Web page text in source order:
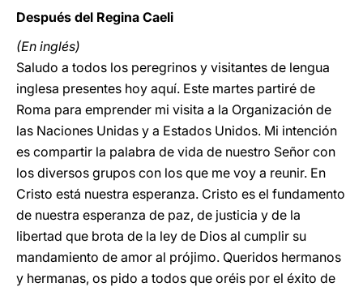
Después del Regina Caeli
(En inglés)
Saludo a todos los peregrinos y visitantes de lengua
inglesa presentes hoy aquí. Este martes partiré de
Roma para emprender mi visita a la Organización de
las Naciones Unidas y a Estados Unidos. Mi intención
es compartir la palabra de vida de nuestro Señor con
los diversos grupos con los que me voy a reunir. En
Cristo está nuestra esperanza. Cristo es el fundamento
de nuestra esperanza de paz, de justicia y de la
libertad que brota de la ley de Dios al cumplir su
mandamiento de amor al prójimo. Queridos hermanos
y hermanas, os pido a todos que oréis por el éxito de